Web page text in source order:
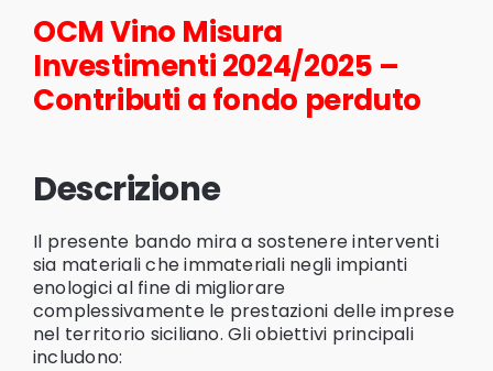
OCM Vino Misura
Investimenti 2024/2025 –
Contributi a fondo perduto
Descrizione
Il presente bando mira a sostenere interventi
sia materiali che immateriali negli impianti
enologici al fine di migliorare
complessivamente le prestazioni delle imprese
nel territorio siciliano. Gli obiettivi principali
includono: